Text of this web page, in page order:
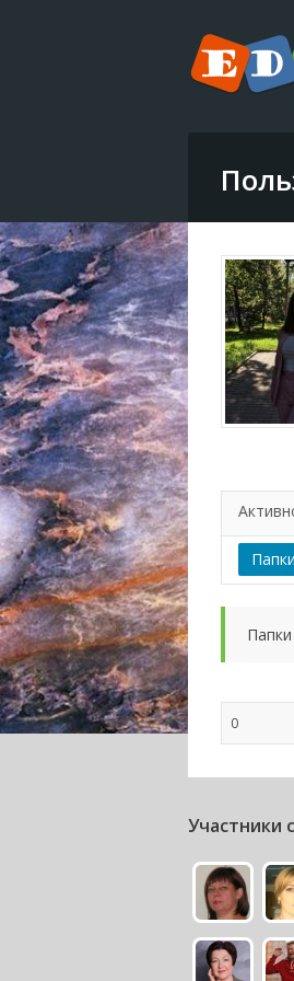
Папки
0
Участники